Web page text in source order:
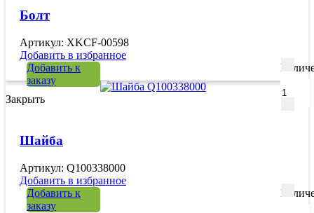
Болт
Артикул: XKCF-00598
Добавить в избранное
Добавить к
заказу
Закрыть
Шайба
Артикул: Q100338000
Добавить в избранное
Добавить к
заказу